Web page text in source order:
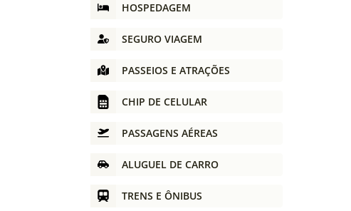
HOSPEDAGEM
SEGURO VIAGEM
PASSEIOS E ATRAÇÕES
CHIP DE CELULAR
PASSAGENS AÉREAS
ALUGUEL DE CARRO
TRENS E ÔNIBUS